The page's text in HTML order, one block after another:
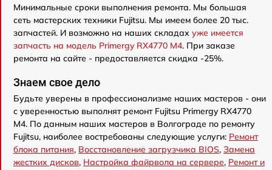
Минимальные сроки выполнения ремонта. Мы большая
сеть мастерских техники Fujitsu. Мы имеем более 20 тыс.
запчастей. И возможно на наших складах уже имеется
запчасть на модель Primergy RX4770 M4. При заказе
ремонта на сайте - предоставляется скидка -25%.
Знаем свое дело
Будьте уверены в профессионализме наших мастеров - они
с уверенностью выполнят ремонт Fujitsu Primergy RX4770
M4. По данным наших мастеров в Волгограде по ремонту
Fujitsu, наиболее востребованы следующие услуги: Ремонт
блока питания, Восстановление загрузчика BIOS, Замена
жестких дисков, Настройка файрвола на сервере, Ремонт и